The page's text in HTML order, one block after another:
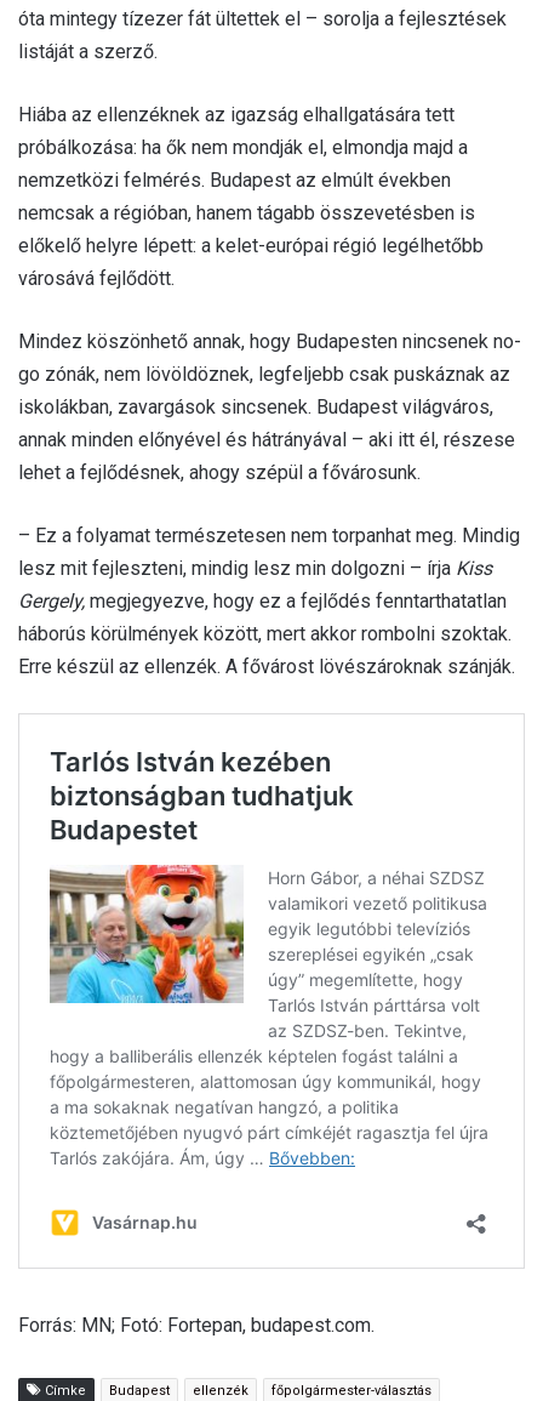
óta mintegy tízezer fát ültettek el – sorolja a fejlesztések
listáját a szerző.
Hiába az ellenzéknek az igazság elhallgatására tett
próbálkozása: ha ők nem mondják el, elmondja majd a
nemzetközi felmérés. Budapest az elmúlt években
nemcsak a régióban, hanem tágabb összevetésben is
előkelő helyre lépett: a kelet-európai régió legélhetőbb
városává fejlődött.
Mindez köszönhető annak, hogy Budapesten nincsenek no-
go zónák, nem lövöldöznek, legfeljebb csak puskáznak az
iskolákban, zavargások sincsenek. Budapest világváros,
annak minden előnyével és hátrányával – aki itt él, részese
lehet a fejlődésnek, ahogy szépül a fővárosunk.
– Ez a folyamat természetesen nem torpanhat meg. Mindig
lesz mit fejleszteni, mindig lesz min dolgozni – írja Kiss
Gergely, megjegyezve, hogy ez a fejlődés fenntarthatatlan
háborús körülmények között, mert akkor rombolni szoktak.
Erre készül az ellenzék. A fővárost lövészároknak szánják.
Forrás: MN; Fotó: Fortepan, budapest.com.
Címke Budapest ellenzék főpolgármester-választás